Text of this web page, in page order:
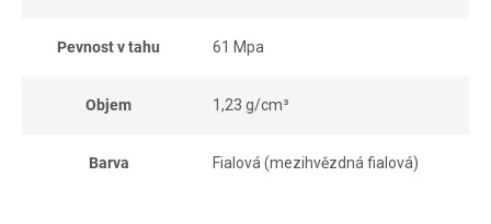
Pevnost v tahu 61 Mpa
Objem 1,23 g/cm³
Barva Fialová (mezihvězdná fialová)